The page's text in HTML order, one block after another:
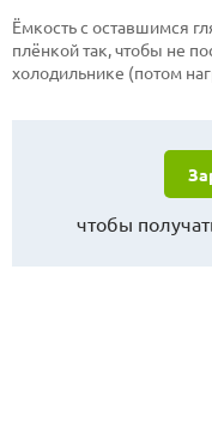
Ёмкость с оставшимся
плёнкой так, чтобы не
холодильнике (потом
чтобы